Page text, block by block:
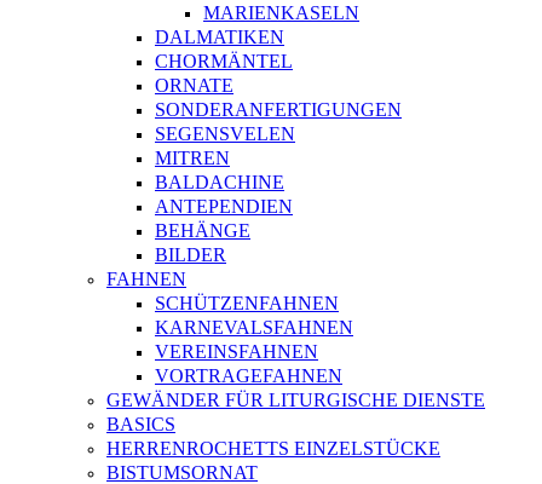
MARIENKASELN
DALMATIKEN
CHORMÄNTEL
ORNATE
SONDERANFERTIGUNGEN
SEGENSVELEN
MITREN
BALDACHINE
ANTEPENDIEN
BEHÄNGE
BILDER
FAHNEN
SCHÜTZENFAHNEN
KARNEVALSFAHNEN
VEREINSFAHNEN
VORTRAGEFAHNEN
GEWÄNDER FÜR LITURGISCHE DIENSTE
BASICS
HERRENROCHETTS EINZELSTÜCKE
BISTUMSORNAT